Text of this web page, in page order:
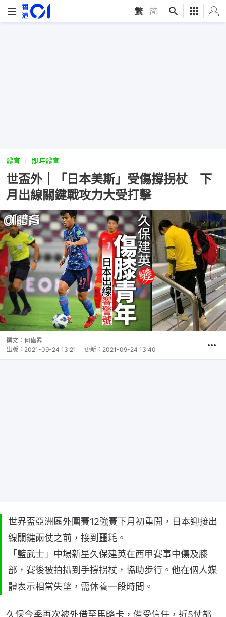
繁 简
體育 即時體育
世盃外｜「日本美斯」受傷撐拐杖 下
月出線關鍵戰攻力大受打擊
撰文： 何偉畧
出版： 2021-09-24 13:21 更新： 2021-09-24 13:40
世界盃亞洲區外圍賽12強賽下月初重開，日本迎接出
線關鍵兩仗之前，接到噩耗。
「藍武士」中場新星久保建英在西甲賽事中傷及膝
部，賽後被拍攝到手撐拐杖，協助步行。他在個人媒
體表示相當失望，需休養一段時間。
久保今季再次被外借至馬略卡，備受信任，近5仗都